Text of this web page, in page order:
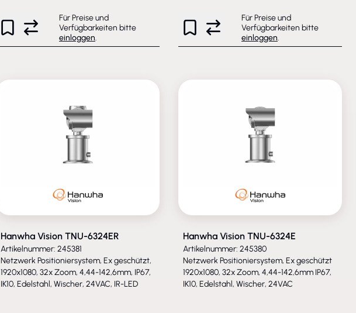
Für Preise und
Verfügbarkeiten bitte
einloggen.
Für Preise und
Verfügbarkeiten bitte
einloggen.
Hanwha Vision TNU-6324ER
Artikelnummer: 245381
Netzwerk Positioniersystem, Ex geschützt,
1920x1080, 32x Zoom, 4,44-142,6mm, IP67,
IK10, Edelstahl, Wischer, 24VAC, IR-LED
Hanwha Vision TNU-6324E
Artikelnummer: 245380
Netzwerk Positioniersystem, Ex geschützt
1920x1080, 32x Zoom, 4,44-142,6mm IP67,
IK10, Edelstahl, Wischer, 24VAC